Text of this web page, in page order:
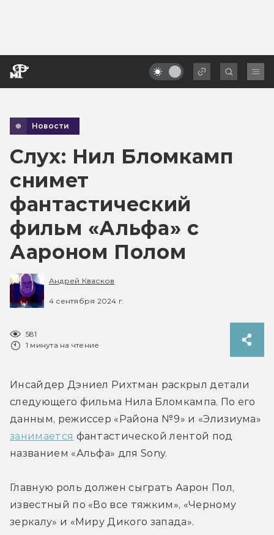
Новости
Слух: Нил Бломкамп
снимет
фантастический
фильм «Альфа» с
Аароном Полом
Андрей Квасков
4 сентября 2024 г.
581
1 минута на чтение
Инсайдер Дэниел Рихтман раскрыл детали
следующего фильма Нила Бломкампа. По его
занимается фантастической лентой под
названием «Альфа» для Sony.
Главную роль должен сыграть Аарон Пол,
известный по «Во все тяжким», «Черному
зеркалу» и «Миру Дикого запада».